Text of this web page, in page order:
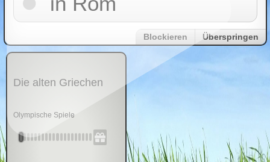
Blockieren Überspringen
Die alten Griechen
Olympische Spiele